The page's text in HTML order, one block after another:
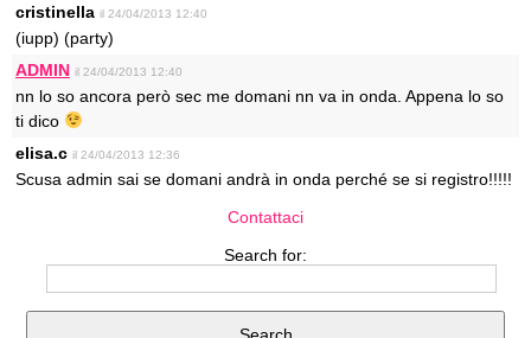
cristinella il 24/04/2013 12:40
(iupp) (party)
ADMIN il 24/04/2013 12:40
nn lo so ancora però sec me domani nn va in onda. Appena lo so
ti dico
elisa.c il 24/04/2013 12:36
Scusa admin sai se domani andrà in onda perché se si registro!!!!!
Contattaci
Search for: